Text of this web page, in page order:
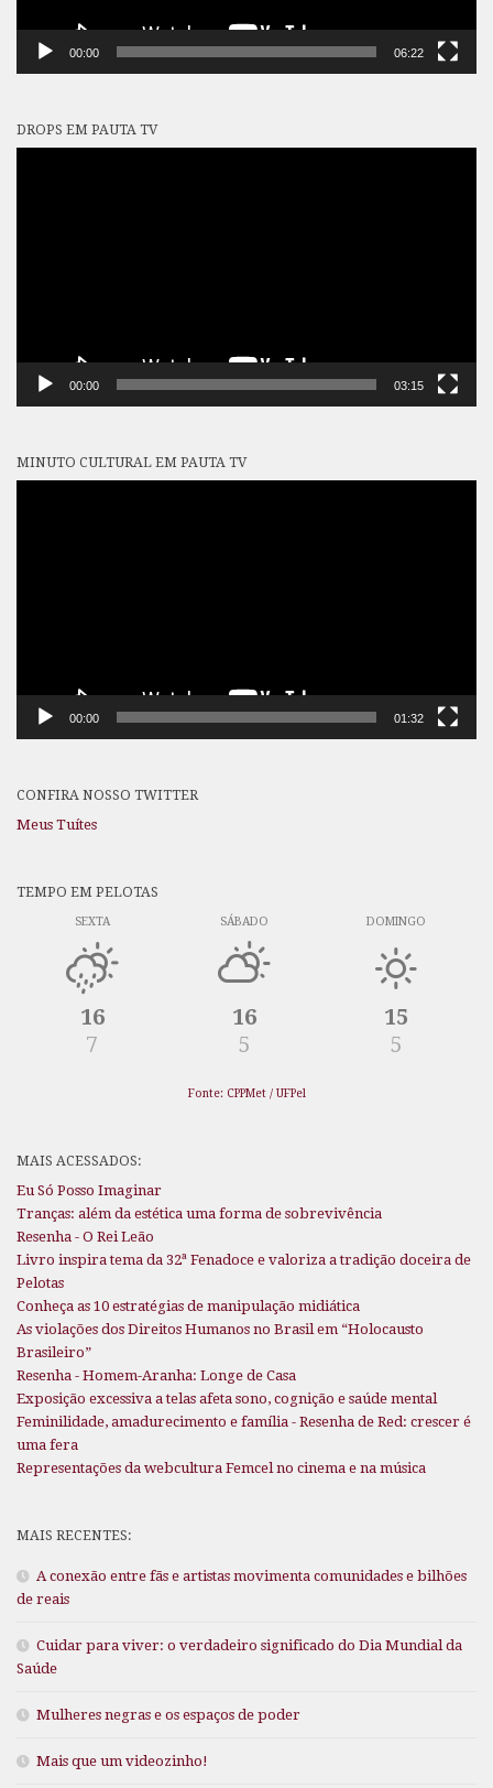
00:00 06:22
DROPS EM PAUTA TV
00:00 03:15
MINUTO CULTURAL EM PAUTA TV
00:00 01:32
CONFIRA NOSSO TWITTER
Meus Tuítes
TEMPO EM PELOTAS
SEXTA
16
7
SÁBADO
16
5
DOMINGO
15
5
Fonte: CPPMet / UFPel
MAIS ACESSADOS:
Eu Só Posso Imaginar
Tranças: além da estética uma forma de sobrevivência
Resenha - O Rei Leão
Livro inspira tema da 32ª Fenadoce e valoriza a tradição doceira de
Pelotas
Conheça as 10 estratégias de manipulação midiática
As violações dos Direitos Humanos no Brasil em “Holocausto
Brasileiro”
Resenha - Homem-Aranha: Longe de Casa
Exposição excessiva a telas afeta sono, cognição e saúde mental
Feminilidade, amadurecimento e família - Resenha de Red: crescer é
uma fera
Representações da webcultura Femcel no cinema e na música
MAIS RECENTES:
A conexão entre fãs e artistas movimenta comunidades e bilhões
de reais
Cuidar para viver: o verdadeiro significado do Dia Mundial da
Saúde
Mulheres negras e os espaços de poder
Mais que um videozinho!